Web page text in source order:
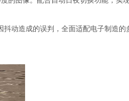
抖动造成的误判，全面适配电子制造的